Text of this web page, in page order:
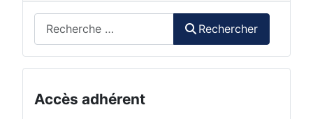
Rechercher
Accès adhérent